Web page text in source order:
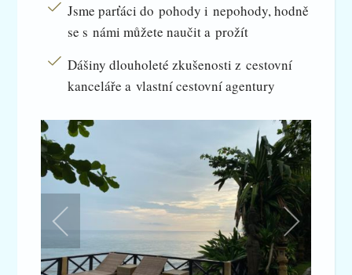
Jsme parťáci do pohody i nepohody, hodně
se s námi můžete naučit a prožít
Dášiny dlouholeté zkušenosti z cestovní
kanceláře a vlastní cestovní agentury